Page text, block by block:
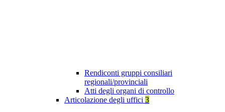
Rendiconti gruppi consiliari
regionali/provinciali
Atti degli organi di controllo
Articolazione degli uffici 3